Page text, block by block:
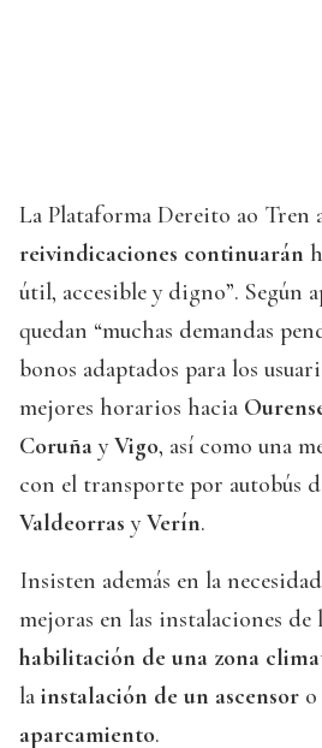
La Plataforma Dereito ao Tren
reivindicaciones continuarán
útil, accesible y digno”. Según
quedan “muchas demandas
bonos adaptados para los
mejores horarios hacia
Coruña yVigo, así como una
con el transporte por autobús
Valdeorras yVerín.
Insisten además en la
mejoras en las instalaciones de
habilitación de una zona
la instalación de un ascensor
aparcamiento.